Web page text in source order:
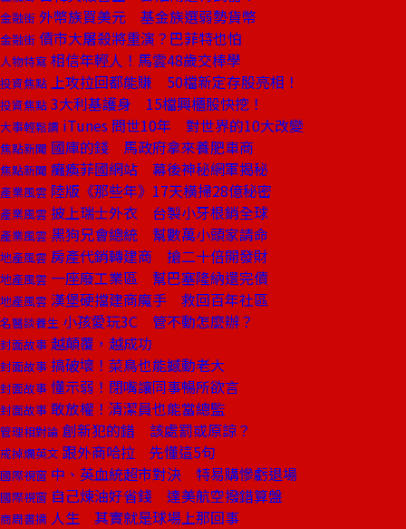
金融街 外幣族買美元 基金族選弱勢貨幣
金融街 債市大屠殺將重演？巴菲特也怕
人物特寫 相信年輕人！馬雲48歲交棒學
投資焦點 上攻拉回都能賺 50檔新定存股亮相！
投資焦點 3大利基護身 15檔興櫃股快挖！
大事輕鬆讀 iTunes 問世10年 對世界的10大改變
焦點新聞 國庫的錢 馬政府拿來養肥車商
焦點新聞 癱瘓菲國網站 幕後神秘網軍揭秘
產業風雲 陸版《那些年》17天橫掃28億秘密
產業風雲 披上瑞士外衣 台製小牙根銷全球
產業風雲 黑狗兄會總統 幫數萬小頭家請命
地產風雲 房產代銷轉建商 搶二十倍開發財
地產風雲 一座廢工業區 幫巴塞隆納還完債
地產風雲 漢堡硬擋建商魔手 救回百年社區
名醫談養生 小孩愛玩3C 管不動怎麼辦？
封面故事 越顛覆，越成功
封面故事 搞破壞！菜鳥也能撼動老大
封面故事 懂示弱！閉嘴讓同事暢所欲言
封面故事 敢放權！清潔員也能當總監
管理相對論 創新犯的錯 該處罰或原諒？
戒掉爛英文 跟外商哈拉 先懂這5句
國際視窗 中、英血統超市對決 特易購慘虧退場
國際視窗 自己煉油好省錢 達美航空撥錯算盤
商周書摘 人生 其實就是球場上那回事